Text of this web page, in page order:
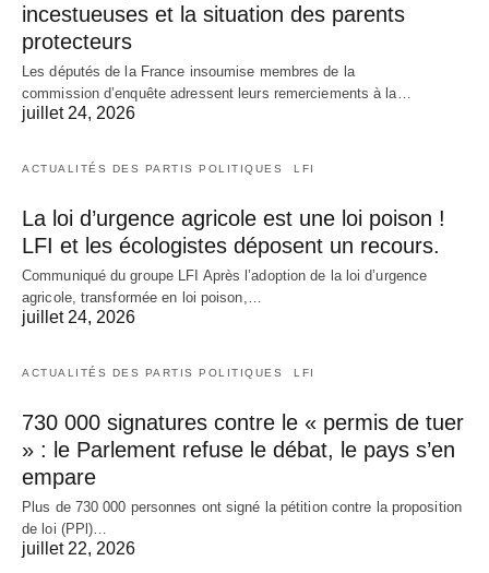
incestueuses et la situation des parents
protecteurs
Les députés de la France insoumise membres de la
commission d’enquête adressent leurs remerciements à la…
juillet 24, 2026
ACTUALITÉS DES PARTIS POLITIQUES LFI
La loi d’urgence agricole est une loi poison !
LFI et les écologistes déposent un recours.
Communiqué du groupe LFI Après l’adoption de la loi d’urgence
agricole, transformée en loi poison,…
juillet 24, 2026
ACTUALITÉS DES PARTIS POLITIQUES LFI
730 000 signatures contre le « permis de tuer
» : le Parlement refuse le débat, le pays s’en
empare
Plus de 730 000 personnes ont signé la pétition contre la proposition
de loi (PPl)…
juillet 22, 2026